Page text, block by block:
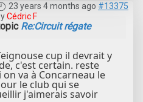
23 years 4 months ago #13375
Cédric F
Re:Circuit régate
cup il devrait y
c'est certain. reste
va à Concarneau le
le club qui se
j'aimerais savoir